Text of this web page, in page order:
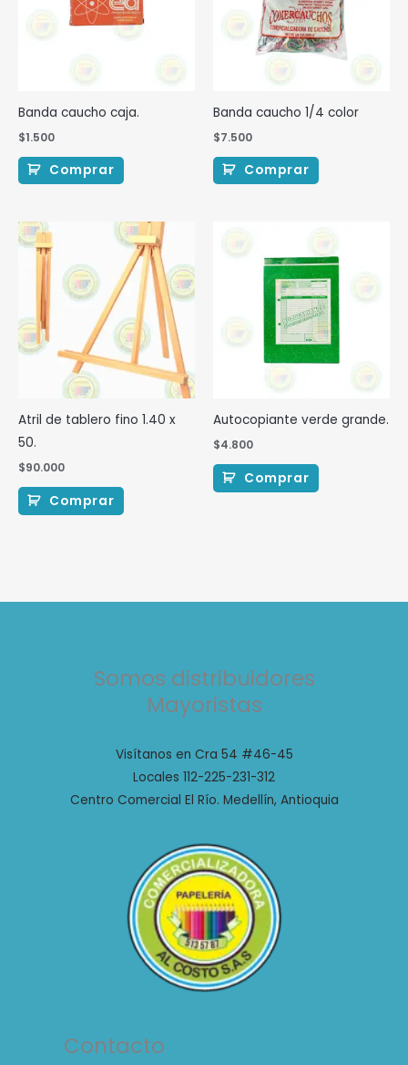
Banda caucho caja.
$1.500
Comprar
Banda caucho 1/4 color
$7.500
Comprar
Atril de tablero fino 1.40 x
50.
$90.000
Comprar
Autocopiante verde grande.
$4.800
Comprar
Somos distribuidores
Mayoristas
Visítanos en Cra 54 #46-45
Locales 112-225-231-312
Centro Comercial El Río. Medellín, Antioquia
Contacto